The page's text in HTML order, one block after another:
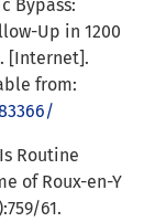
Bypass:
Up in 1200
[Internet].
from:
Routine
of Roux-en-Y
61.